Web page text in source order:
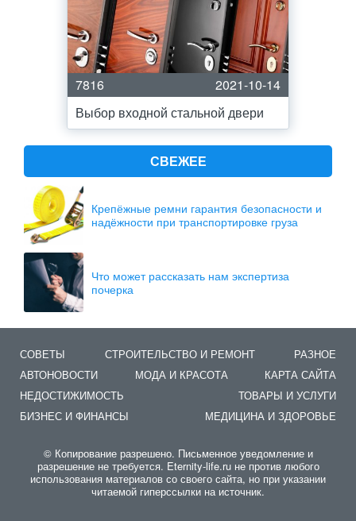
7816
2021-10-14
Выбор входной стальной двери
СВЕЖЕЕ
Крепёжные ремни гарантия безопасности и
надёжности при транспортировке груза
Что может рассказать нам экспертиза
почерка
СОВЕТЫ СТРОИТЕЛЬСТВО И РЕМОНТ
РАЗНОЕ
АВТОНОВОСТИ
МОДА И КРАСОТА
КАРТА САЙТА
НЕДОСТИЖИМОСТЬ
ТОВАРЫ И УСЛУГИ
БИЗНЕС И ФИНАНСЫ
МЕДИЦИНА И ЗДОРОВЬЕ
© Копирование разрешено. Письменное уведомление и
разрешение не требуется. Eternity-life.ru не против любого
использования материалов со своего сайта, но при указании
читаемой гиперссылки на источник.